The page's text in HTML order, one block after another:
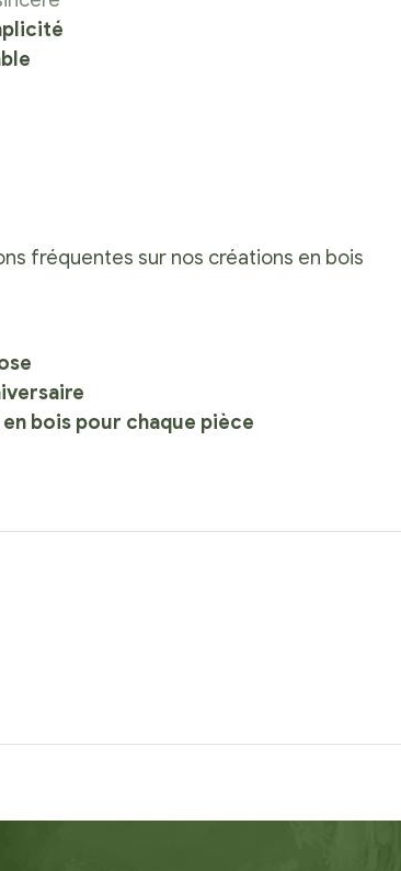
fréquentes sur nos créations en bois
bois pour chaque pièce